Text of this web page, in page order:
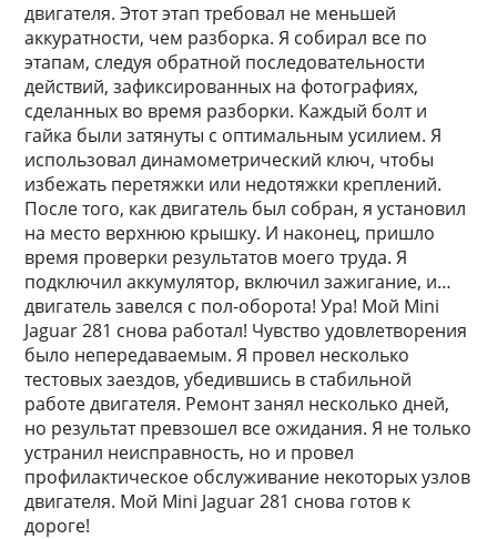
двигателя. Этот этап требовал не меньшей
аккуратности, чем разборка. Я собирал все по
этапам, следуя обратной последовательности
действий, зафиксированных на фотографиях,
сделанных во время разборки. Каждый болт и
гайка были затянуты с оптимальным усилием. Я
использовал динамометрический ключ, чтобы
избежать перетяжки или недотяжки креплений.
После того, как двигатель был собран, я установил
на место верхнюю крышку. И наконец, пришло
время проверки результатов моего труда. Я
подключил аккумулятор, включил зажигание, и…
двигатель завелся с пол-оборота! Ура! Мой Mini
Jaguar 281 снова работал! Чувство удовлетворения
было непередаваемым. Я провел несколько
тестовых заездов, убедившись в стабильной
работе двигателя. Ремонт занял несколько дней,
но результат превзошел все ожидания. Я не только
устранил неисправность, но и провел
профилактическое обслуживание некоторых узлов
двигателя. Мой Mini Jaguar 281 снова готов к
дороге!